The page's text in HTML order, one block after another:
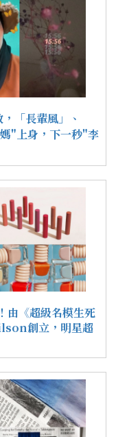
「長輩風」、
"上身，下一秒"李
由《超級名模生死
創立，明星超